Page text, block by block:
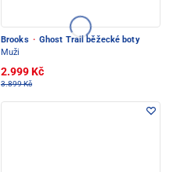
Brooks · Ghost Trail běžecké boty
Muži
2.999 Kč
3.899 Kč